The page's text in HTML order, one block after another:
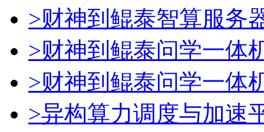
>财神到鲲泰智算服务
>财神到鲲泰问学一体
>财神到鲲泰问学一体
>异构算力调度与加速